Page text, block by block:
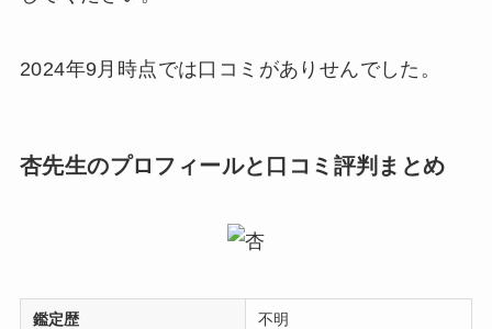
2024年9月時点では口コミがありせんでした。
杏先生のプロフィールと口コミ評判まとめ
鑑定歴 不明